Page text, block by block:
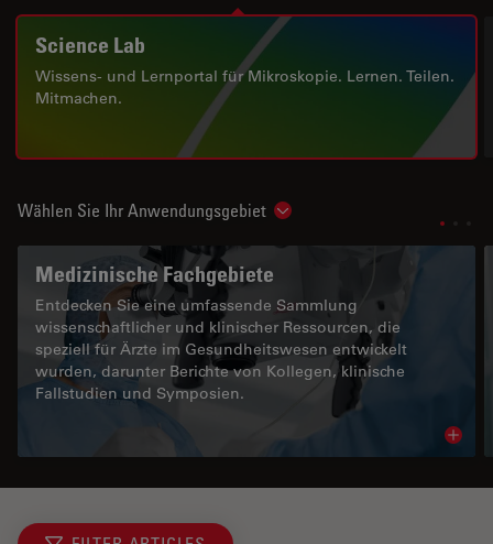
Science Lab
Wissens- und Lernportal für Mikroskopie. Lernen. Teilen.
Mitmachen.
Wählen Sie Ihr Anwendungsgebiet Show subnavigation
Medizinische Fachgebiete
Entdecken Sie eine umfassende Sammlung
wissenschaftlicher und klinischer Ressourcen, die
speziell für Ärzte im Gesundheitswesen entwickelt
wurden, darunter Berichte von Kollegen, klinische
Fallstudien und Symposien.